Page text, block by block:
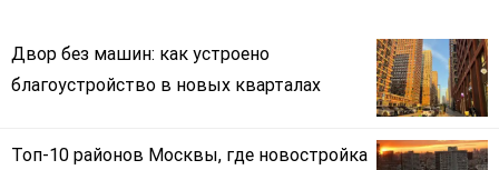
Двор без машин: как устроено
благоустройство в новых кварталах
Топ-10 районов Москвы, где новостройка